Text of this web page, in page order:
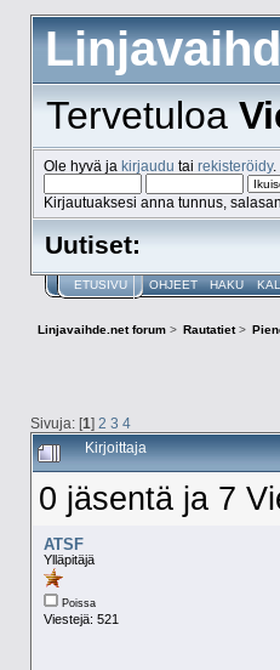
Tervetuloa
Ole hyvä ja kirjaudu tai rekisteröidy.
Kirjautuaksesi anna tunnus,
Uutiset:
ETUSIVU OHJEET HAKU
Linjavaihde.net forum> Rautatiet>
Sivuja: [1] 2 3 4
Kirjoittaja
0 jäsentä ja 7
ATSF
Ylläpitäjä
Poissa
Viestejä: 521